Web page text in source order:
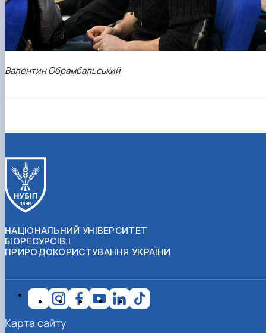
Валентин Обрамбальський
НАЦІОНАЛЬНИЙ УНІВЕРСИТЕТ
БІОРЕСУРСІВ І
ПРИРОДОКОРИСТУВАННЯ УКРАЇНИ
Карта сайту